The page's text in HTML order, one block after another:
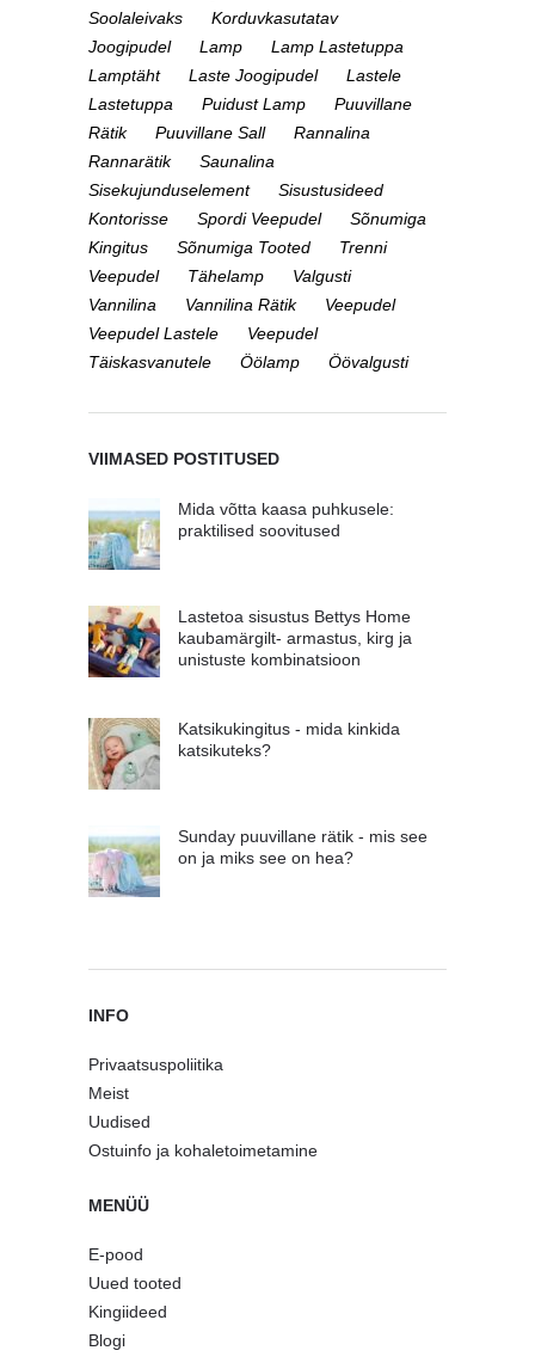
Soolaleivaks
Korduvkasutatav
Joogipudel
Lamp
Lamp Lastetuppa
Lamptäht
Laste Joogipudel
Lastele
Lastetuppa
Puidust Lamp
Puuvillane
Rätik
Puuvillane Sall
Rannalina
Rannarätik
Saunalina
Sisekujunduselement
Sisustusideed
Kontorisse
Spordi Veepudel
Sõnumiga
Kingitus
Sõnumiga Tooted
Trenni
Veepudel
Tähelamp
Valgusti
Vannilina
Vannilina Rätik
Veepudel
Veepudel Lastele
Veepudel
Täiskasvanutele
Öölamp Öövalgusti
VIIMASED POSTITUSED
Mida võtta kaasa puhkusele:
praktilised soovitused
Lastetoa sisustus Bettys Home
kaubamärgilt- armastus, kirg ja
unistuste kombinatsioon
Katsikukingitus - mida kinkida
katsikuteks?
Sunday puuvillane rätik - mis see
on ja miks see on hea?
INFO
Privaatsuspoliitika
Meist
Uudised
Ostuinfo ja kohaletoimetamine
MENÜÜ
E-pood
Uued tooted
Kingiideed
Blogi